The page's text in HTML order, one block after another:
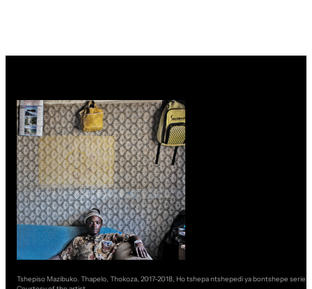
Tshepiso Mazibuko. Thapelo, Thokoza, 2017-2018, Ho tshepa ntshepedi ya bontshepe series.